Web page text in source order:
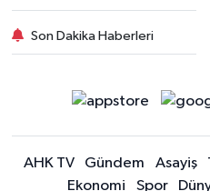
Son Dakika Haberleri
AHK TV Gündem Asayiş
Ekonomi
Spor